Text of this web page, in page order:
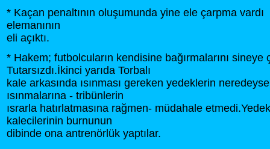
* Kaçan penaltının oluşumunda yine ele çarpma
elemanının
eli açıktı.
* Hakem; futbolcuların kendisine bağırmalarını sineye
Tutarsızdı.İkinci yarıda Torbalı
kale arkasında ısınması gereken yedeklerin
ısınmalarına - tribünlerin
ısrarla hatırlatmasına rağmen- müdahale
kalecilerinin burnunun
dibinde ona antrenörlük yaptılar.